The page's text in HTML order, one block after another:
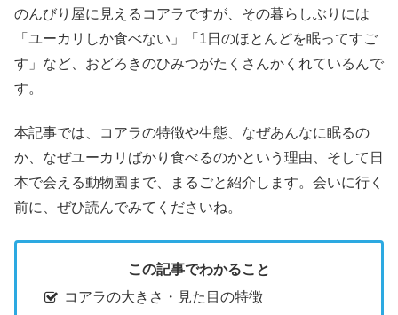
のんびり屋に見えるコアラですが、その暮らしぶりには
「ユーカリしか食べない」「1日のほとんどを眠ってすご
す」など、おどろきのひみつがたくさんかくれているんで
す。
本記事では、コアラの特徴や生態、なぜあんなに眠るの
か、なぜユーカリばかり食べるのかという理由、そして日
本で会える動物園まで、まるごと紹介します。会いに行く
前に、ぜひ読んでみてくださいね。
この記事でわかること
コアラの大きさ・見た目の特徴